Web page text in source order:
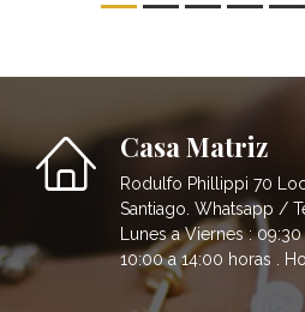
Casa Matriz
Rodulfo Phillippi 70
Santiago. Whatsapp /
Lunes a Viernes :
10:00 a 14:00 horas .